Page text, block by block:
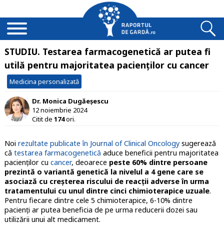
STUDIU. Testarea farmacogenetică ar putea fi
utilă pentru majoritatea pacienților cu cancer
Medicina personalizată
Dr. Monica Dugăeșescu
12 noiembrie 2024
Citit de 174ori.
Noi rezultate publicate în Journal of Clinical Oncologysugerează
că testarea farmacogenetică aduce beneficii pentru majoritatea
pacienților cu cancer, deoarece peste 60% dintre persoane
prezintă o variantă genetică la nivelul a 4 gene care se
asociază cu creșterea riscului de reacții adverse în urma
tratamentului cu unul dintre cinci chimioterapice uzuale.
Pentru fiecare dintre cele 5 chimioterapice, 6-10% dintre
pacienți ar putea beneficia de pe urma reducerii dozei sau
utilizării unui alt medicament.